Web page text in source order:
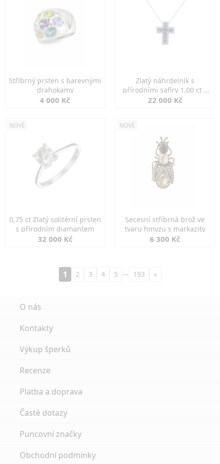
Stříbrný prsten s barevnými
drahokamy
4 000 Kč
Zlatý náhrdelník s
přírodními safíry 1,00 ct a
diamanty
22 000 Kč
NOVÉ
0,75 ct Zlatý solitérní prsten
s přírodním diamantem
32 000 Kč
NOVÉ
Secesní stříbrná brož ve
tvaru hmyzu s markazity
6 300 Kč
1 2 3 4 5 … 193 »
O nás
Kontakty
Výkup šperků
Recenze
Platba a doprava
Časté dotazy
Puncovní značky
Obchodní podmínky